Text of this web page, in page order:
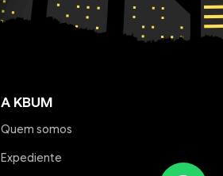
A KBUM
Quem somos
Expediente